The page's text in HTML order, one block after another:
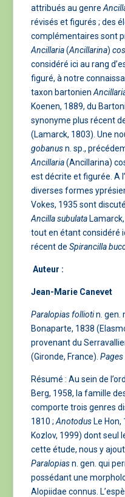
attribués au genre
révisés et figurés ; des
complémentaires sont
Ancillaria(Ancillarina)
considéré ici au rang
figuré, à notre
taxon bartonien
Koenen, 1889, du
synonyme plus récent
(Lamarck, 1803). Une
gobanusn. sp.,
Ancillaria(Ancillarina)
est décrite et figurée. A
diverses formes
Vokes, 1935 sont
Ancilla subulata
tout en étant considéré
récent deSpirancilla
Auteur :
Jean-Marie Canevet
Paralopias folliotin. gen.
Bonaparte, 1838
provenant du
(Gironde, France).
Résumé : Au sein de
Berg, 1958, la famille
comporte trois genres
1810 ;Anotodus Le
Kozlov, 1999) dont seul
cette étude, nous y
Paralopiasn. gen. qui
possédant une
Alopiidae connus.